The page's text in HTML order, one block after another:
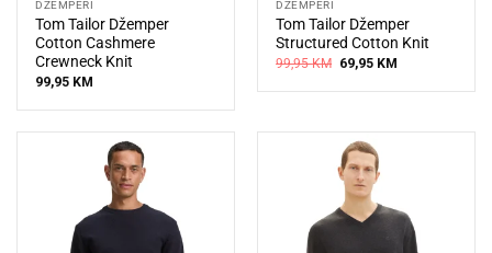
DŽEMPERI
Tom Tailor Džemper
Cotton Cashmere
Crewneck Knit
99,95 KM
DŽEMPERI
Tom Tailor Džemper
Structured Cotton Knit
99,95KM Original
price
was:
69,95 KMCurrent
is: